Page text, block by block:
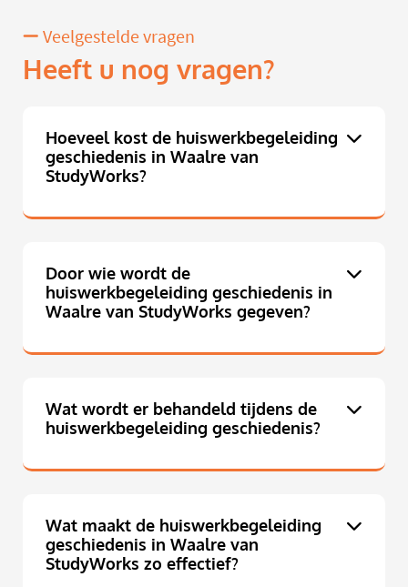
Veelgestelde vragen
Heeft u nog vragen?
Hoeveel kost de huiswerkbegeleiding
geschiedenis in Waalre van
StudyWorks?
Door wie wordt de
huiswerkbegeleiding geschiedenis in
Waalre van StudyWorks gegeven?
Wat wordt er behandeld tijdens de
huiswerkbegeleiding geschiedenis?
Wat maakt de huiswerkbegeleiding
geschiedenis in Waalre van
StudyWorks zo effectief?